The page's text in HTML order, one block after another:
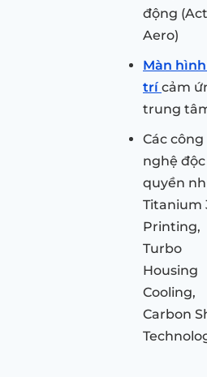
động
Aero)
Màn
trí cảm
trung
Các công
nghệ độc
quyền
Titanium
Printing,
Turbo
Housing
Cooling,
Carbon